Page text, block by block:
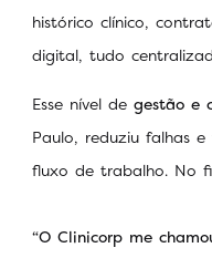
histórico clínico,
digital, tudo
Esse nível de gestão e
Paulo, reduziu falhas
fluxo de trabalho. No
“O Clinicorp me